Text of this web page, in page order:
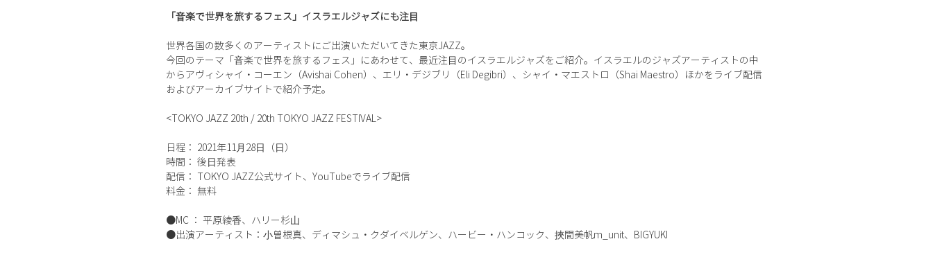
「⾳楽で世界を旅するフェス」イスラエルジャズにも注⽬
世界各国の数多くのアーティストにご出演いただいてきた東京JAZZ。
今回のテーマ「⾳楽で世界を旅するフェス」にあわせて、最近注⽬のイスラエルジャズをご紹介。イスラエルのジャズアーティストの中
からアヴィシャイ・コーエン（Avishai Cohen）、エリ・デジブリ（Eli Degibri）、シャイ・マエストロ（Shai Maestro）ほかをライブ配信
およびアーカイブサイトで紹介予定。
<TOKYO JAZZ 20th / 20th TOKYO JAZZ FESTIVAL>
日程： 2021年11⽉28⽇（⽇）
時間： 後⽇発表
配信： TOKYO JAZZ公式サイト、YouTubeでライブ配信
料金： 無料
●MC ： 平原綾⾹、ハリー杉⼭
●出演アーティスト：⼩曽根真、ディマシュ・クダイベルゲン、ハービー・ハンコック、挾間美帆m_unit、BIGYUKI